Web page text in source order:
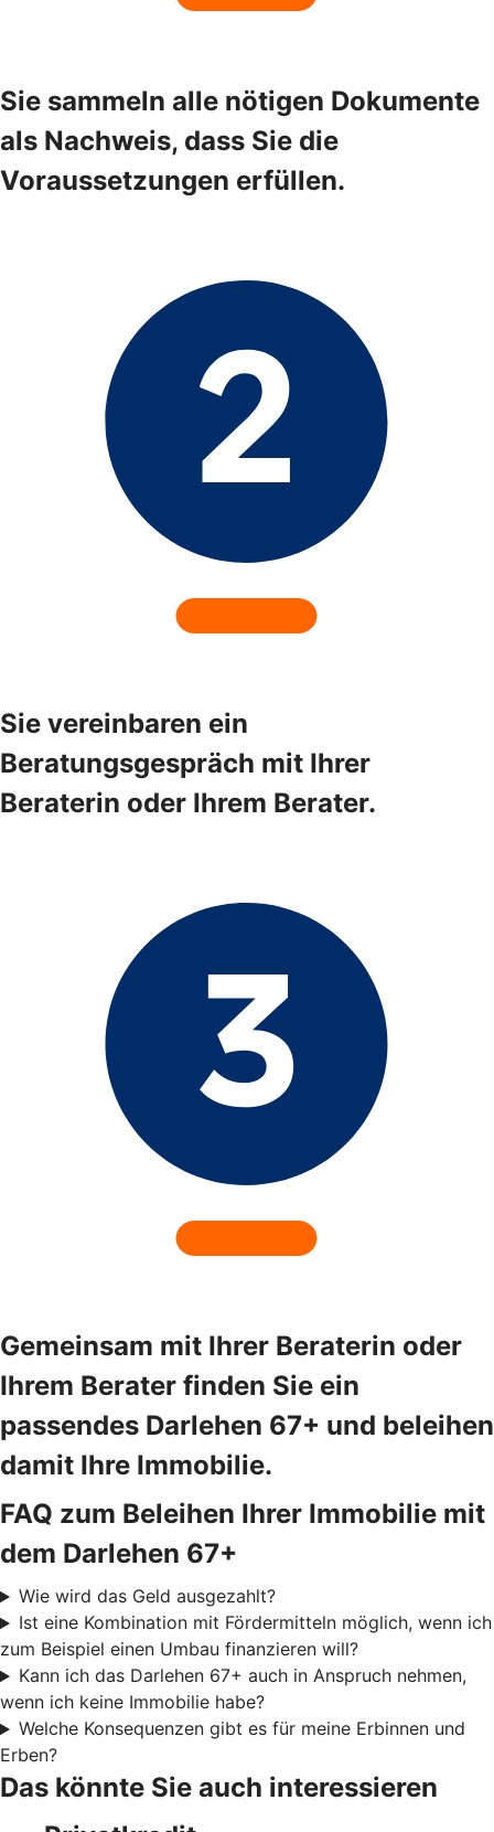
Sie sammeln alle nötigen Dokumente
als Nachweis, dass Sie die
Voraussetzungen erfüllen.
Sie vereinbaren ein
Beratungsgespräch mit Ihrer
Beraterin oder Ihrem Berater.
Gemeinsam mit Ihrer Beraterin oder
Ihrem Berater finden Sie ein
passendes Darlehen 67+ und beleihen
damit Ihre Immobilie.
FAQ zum Beleihen Ihrer Immobilie mit
dem Darlehen 67+
Wie wird das Geld ausgezahlt?
Ist eine Kombination mit Fördermitteln möglich, wenn ich
zum Beispiel einen Umbau finanzieren will?
Kann ich das Darlehen 67+ auch in Anspruch nehmen,
wenn ich keine Immobilie habe?
Welche Konsequenzen gibt es für meine Erbinnen und
Erben?
Das könnte Sie auch interessieren